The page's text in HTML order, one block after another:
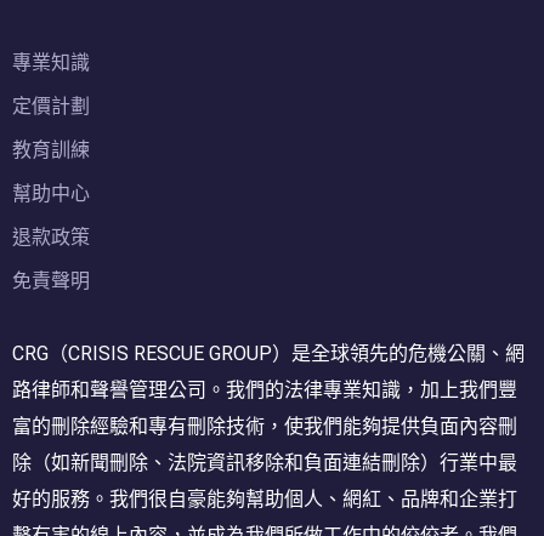
專業知識
定價計劃
教育訓練
幫助中心
退款政策
免責聲明
CRG（CRISIS RESCUE GROUP）是全球領先的危機公關、網
路律師和聲譽管理公司。我們的法律專業知識，加上我們豐
富的刪除經驗和專有刪除技術，使我們能夠提供負面內容刪
除（如新聞刪除、法院資訊移除和負面連結刪除）行業中最
好的服務。我們很自豪能夠幫助個人、網紅、品牌和企業打